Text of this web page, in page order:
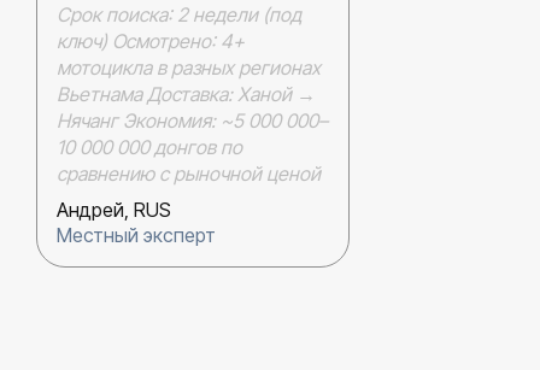
Срок поиска: 2 недели (под
ключ) Осмотрено: 4+
мотоцикла в разных регионах
Вьетнама Доставка: Ханой →
Нячанг Экономия: ~5 000 000–
10 000 000 донгов по
сравнению с рыночной ценой
Андрей, RUS
Местный эксперт